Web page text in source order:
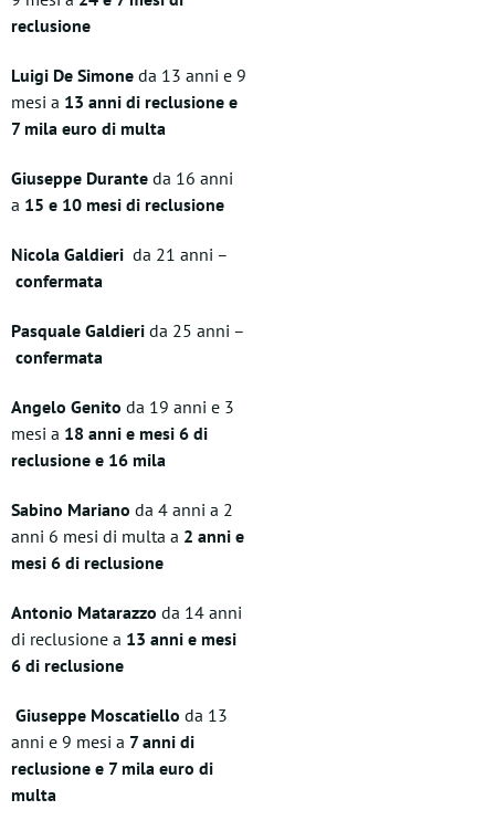
reclusione
Luigi De Simone da 13 anni e 9
mesi a 13 anni di reclusione e
7 mila euro di multa
Giuseppe Durante da 16 anni
a 15 e 10 mesi di reclusione
Nicola Galdieri da 21 anni –
confermata
Pasquale Galdieri da 25 anni –
confermata
Angelo Genito da 19 anni e 3
mesi a 18 anni e mesi 6 di
reclusione e 16 mila
Sabino Mariano da 4 anni a 2
anni 6 mesi di multa a 2 anni e
mesi 6 di reclusione
Antonio Matarazzo da 14 anni
di reclusione a 13 anni e mesi
6 di reclusione
Giuseppe Moscatiello da 13
anni e 9 mesi a 7 anni di
reclusione e 7 mila euro di
multa